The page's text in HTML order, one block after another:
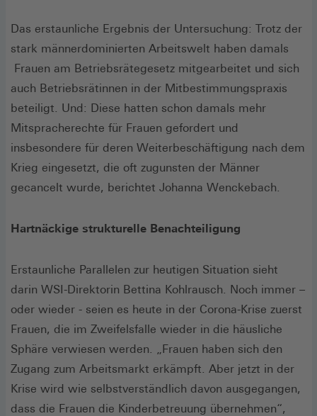
einem
neuen
Fenster)
Das erstaunliche Ergebnis der Untersuchung: Trotz der
stark männerdominierten Arbeitswelt haben damals
Frauen am Betriebsrätegesetz mitgearbeitet und sich
auch Betriebsrätinnen in der Mitbestimmungspraxis
beteiligt. Und: Diese hatten schon damals mehr
Mitspracherechte für Frauen gefordert und
insbesondere für deren Weiterbeschäftigung nach dem
Krieg eingesetzt, die oft zugunsten der Männer
gecancelt wurde, berichtet Johanna Wenckebach.
Hartnäckige strukturelle Benachteiligung
Erstaunliche Parallelen zur heutigen Situation sieht
darin WSI-Direktorin Bettina Kohlrausch. Noch immer –
oder wieder - seien es heute in der Corona-Krise zuerst
Frauen, die im Zweifelsfalle wieder in die häusliche
Sphäre verwiesen werden. „Frauen haben sich den
Zugang zum Arbeitsmarkt erkämpft. Aber jetzt in der
Krise wird wie selbstverständlich davon ausgegangen,
dass die Frauen die Kinderbetreuung übernehmen“,